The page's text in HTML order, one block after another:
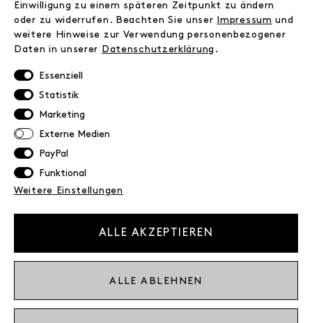
FAQ
Zahlungsinformationen
Versand
Retoure
Datenschutz
AGB
Impressum
NEWSLETTER
Ich bestätige die Datenschutzbestimmung
Einwilligung zu einem späteren Zeitpunkt zu ändern
oder zu widerrufen. Beachten Sie unser
Impressum und
weitere Hinweise zur Verwendung personenbezogener
Daten in unserer
Daten­schutz­erklärung .
Essenziell
Statistik
Marketing
Externe Medien
PayPal
Funktional
Weitere Einstellungen
ALLE AKZEPTIEREN
ALLE ABLEHNEN